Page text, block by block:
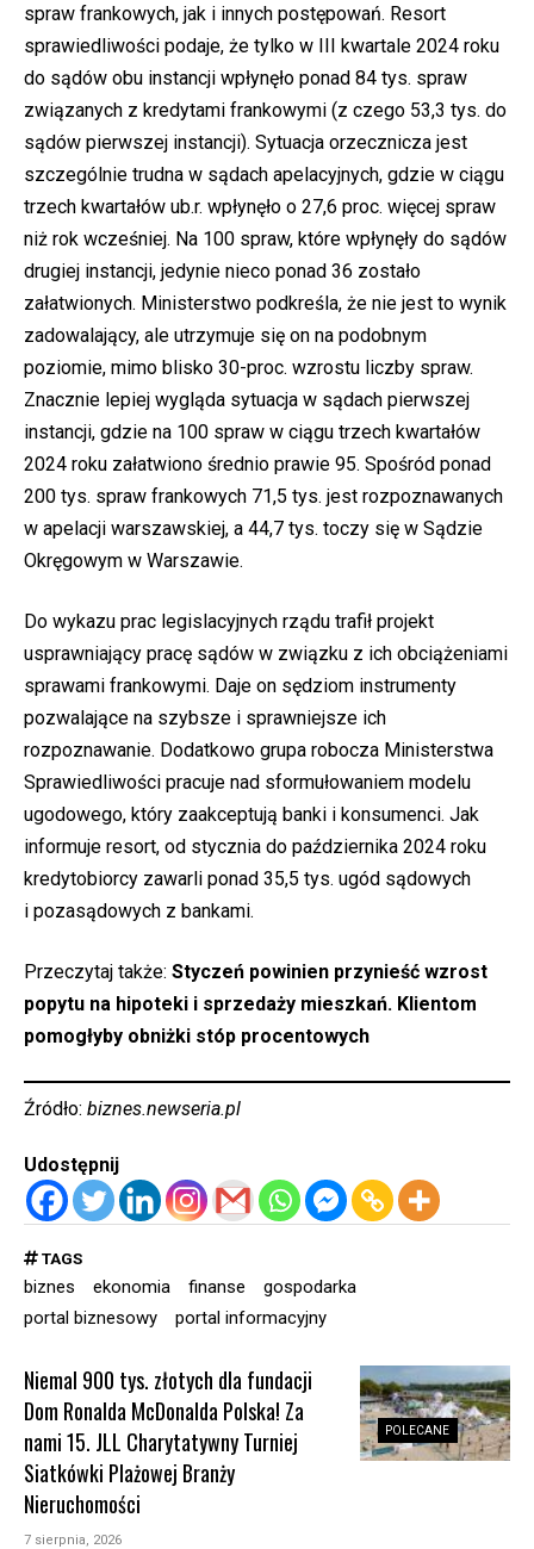
spraw frankowych, jak i innych postępowań. Resort
sprawiedliwości podaje, że tylko w III kwartale 2024 roku
do sądów obu instancji wpłynęło ponad 84 tys. spraw
związanych z kredytami frankowymi (z czego 53,3 tys. do
sądów pierwszej instancji). Sytuacja orzecznicza jest
szczególnie trudna w sądach apelacyjnych, gdzie w ciągu
trzech kwartałów ub.r. wpłynęło o 27,6 proc. więcej spraw
niż rok wcześniej. Na 100 spraw, które wpłynęły do sądów
drugiej instancji, jedynie nieco ponad 36 zostało
załatwionych. Ministerstwo podkreśla, że nie jest to wynik
zadowalający, ale utrzymuje się on na podobnym
poziomie, mimo blisko 30-proc. wzrostu liczby spraw.
Znacznie lepiej wygląda sytuacja w sądach pierwszej
instancji, gdzie na 100 spraw w ciągu trzech kwartałów
2024 roku załatwiono średnio prawie 95. Spośród ponad
200 tys. spraw frankowych 71,5 tys. jest rozpoznawanych
w apelacji warszawskiej, a 44,7 tys. toczy się w Sądzie
Okręgowym w Warszawie.
Do wykazu prac legislacyjnych rządu trafił projekt
usprawniający pracę sądów w związku z ich obciążeniami
sprawami frankowymi. Daje on sędziom instrumenty
pozwalające na szybsze i sprawniejsze ich
rozpoznawanie. Dodatkowo grupa robocza Ministerstwa
Sprawiedliwości pracuje nad sformułowaniem modelu
ugodowego, który zaakceptują banki i konsumenci. Jak
informuje resort, od stycznia do października 2024 roku
kredytobiorcy zawarli ponad 35,5 tys. ugód sądowych
i pozasądowych z bankami.
Przeczytaj także: Styczeń powinien przynieść wzrost
popytu na hipoteki i sprzedaży mieszkań. Klientom
pomogłyby obniżki stóp procentowych
Źródło: biznes.newseria.pl
Udostępnij
TAGS
biznes ekonomia finanse
gospodarka
portal biznesowy
portal informacyjny
POLECANE
Niemal 900 tys. złotych dla fundacji
Dom Ronalda McDonalda Polska! Za
nami 15. JLL Charytatywny Turniej
Siatkówki Plażowej Branży
Nieruchomości
7 sierpnia, 2026